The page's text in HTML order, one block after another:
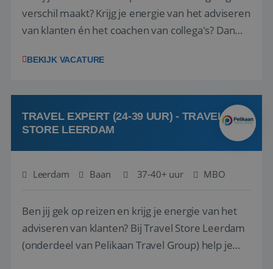
verschil maakt? Krijg je energie van het adviseren
van klanten én het coachen van collega's? Dan
(onderdeel van Pelikaan Travel Group) zoeken
team het reisbureau verder...
BEKIJK VACATURE
TRAVEL EXPERT (24-39 UUR) - TRAVEL
STORE LEERDAM
Leerdam Baan 37-40+ uur MBO
Ben jij gek op reizen en krijg je energie van het
adviseren van klanten? Bij Travel Store Leerdam
(onderdeel van Pelikaan Travel Group) help je